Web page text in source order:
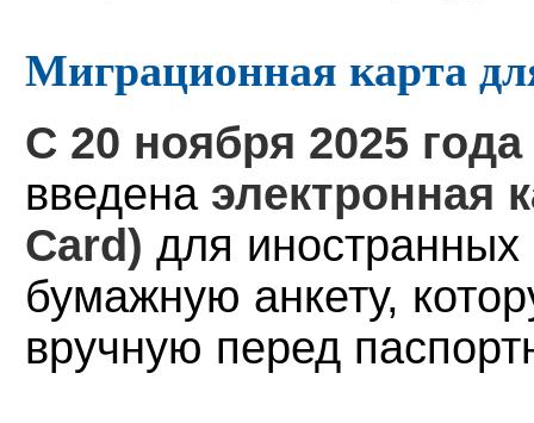
Миграционная карта
С 20 ноября 2025 года
введена электронная
Card) для
бумажную анкету,
вручную перед